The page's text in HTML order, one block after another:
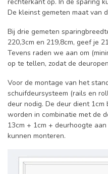
De kleinst gemeten maat van
Bij drie gemeten
220,3cm en 219,8cm, geef je
Tevens raden we aan om
op te tellen, zodat de
Voor de montage van het
schuifdeursysteem (rails en
deur nodig. De deur dient
worden in combinatie met de
13cm + 1cm + deurhoogte
kunnen monteren.